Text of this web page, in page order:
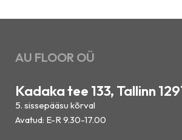
AU FLOOR OÜ
Kadaka tee 133, Tallinn
5. sissepääsu kõrval
Avatud: E-R 9.30-17.00